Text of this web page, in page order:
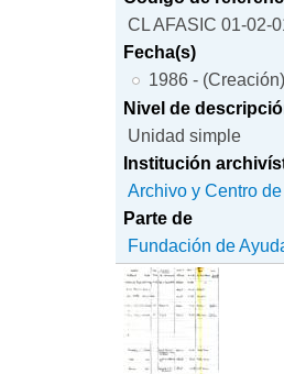
CL AFASIC 01-02-
Fecha(s)
1986 - (Creación)
Nivel de
Unidad simple
Institución
Archivo y Centro
Parte de
Fundación de